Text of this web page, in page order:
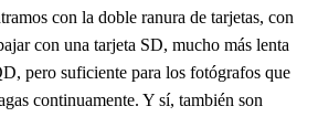
con la doble ranura de tarjetas, con
con una tarjeta SD, mucho más lenta
pero suficiente para los fotógrafos que
continuamente. Y sí, también son